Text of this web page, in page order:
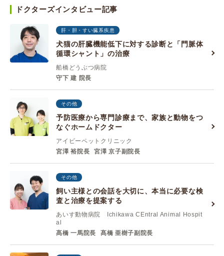
ドクターズインタビュー記事
肝・胆・すい臓系疾患
犬猫の肝臓機能低下に対する診断と「門脈体
循環シャント」の治療
船橋どうぶつ病院
守下 建 院長
その他
予防医療から専門診療まで、家族と動物をつ
なぐホームドクター
アイビーペットクリニック
宮澤 裕院長
宮澤 京子副院長
その他
飼い主様との会話を大切に、本当に必要な検
査と治療を提案する
あいす動物病院 Ichikawa CEntral Animal Hospit
al
髙橋 一馬院長
髙橋 亜樹子副院長